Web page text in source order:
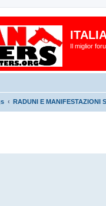
Il miglior
RADUNI E MANIFESTAZIONI